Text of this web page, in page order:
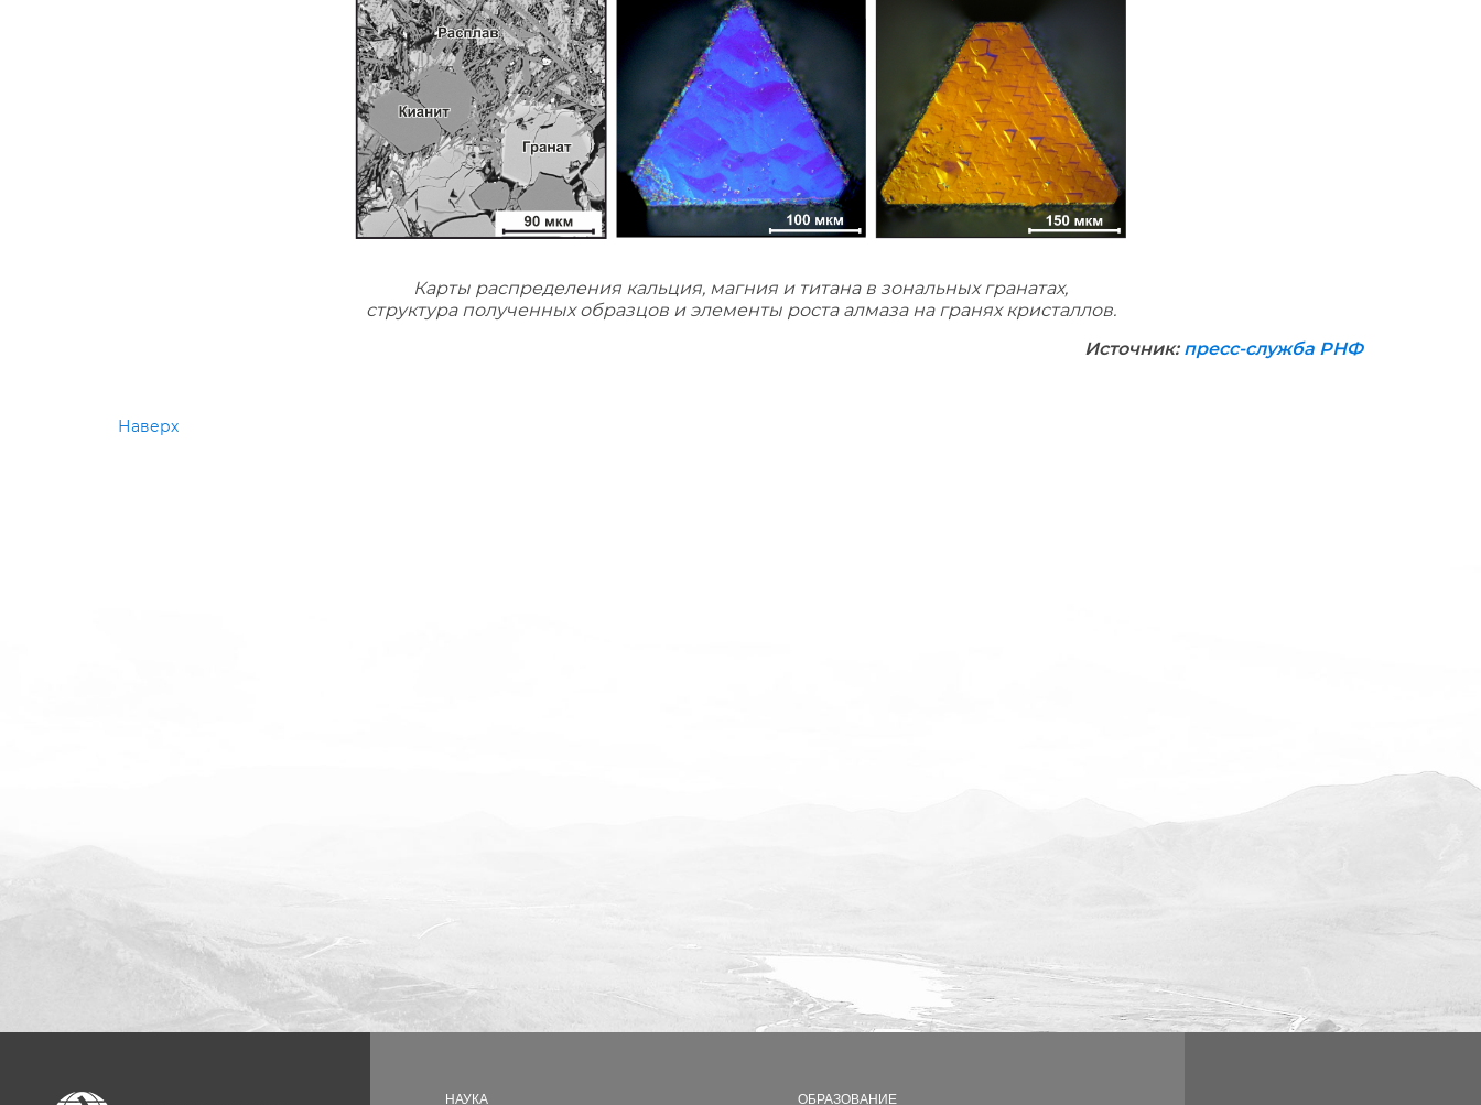
Карты распределения кальция, магния и титана в зональных гранатах,
структура полученных образцов и элементы роста алмаза на гранях кристаллов.
Источник: пресс-служба РНФ
Наверх
НАУКА ОБРАЗОВАНИЕ